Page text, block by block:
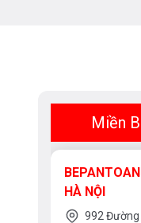
Miền
HÀ NỘI
992 Đường